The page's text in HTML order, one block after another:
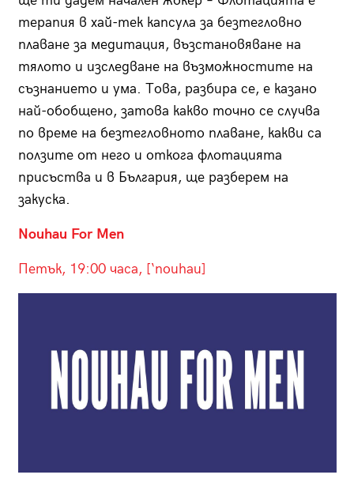
терапия в хай-тек капсула за безтегловно
плаване за медитация, възстановяване на
тялото и изследване на възможностите на
съзнанието и ума. Това, разбира се, е казано
най-обобщено, затова какво точно се случва
по време на безтегловното плаване, какви са
ползите от него и откога флотацията
присъства и в България, ще разберем на
закуска.
Nouhau For Men
Петък, 19:00 часа, [‘nouhau]